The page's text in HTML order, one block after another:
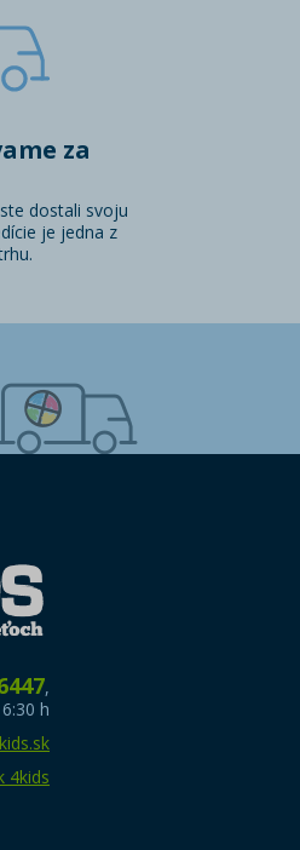
za
dostali svoju
je jedna z
,
h
4kids